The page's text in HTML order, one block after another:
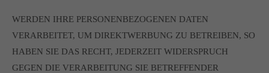
WERDEN IHRE PERSONENBEZOGENEN DATEN
VERARBEITET, UM DIREKTWERBUNG ZU BETREIBEN, SO
HABEN SIE DAS RECHT, JEDERZEIT WIDERSPRUCH
GEGEN DIE VERARBEITUNG SIE BETREFFENDER